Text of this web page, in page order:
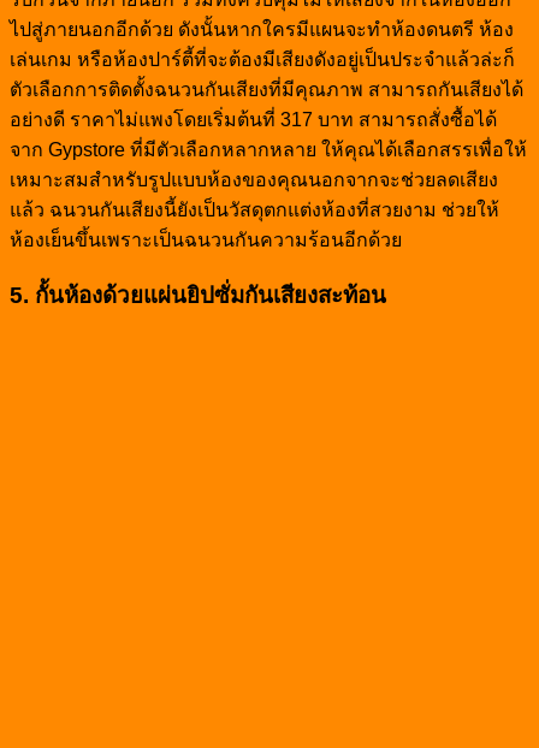
ไปสู่ภายนอกอีกด้วย ดังนั้นหากใครมีแผนจะทำห้องดนตรี ห้อง
เล่นเกม หรือห้องปาร์ตี้ที่จะต้องมีเสียงดังอยู่เป็นประจำแล้วล่ะก็
ตัวเลือกการติดตั้งฉนวนกันเสียงที่มีคุณภาพ สามารถกันเสียงได้
อย่างดี ราคาไม่แพงโดยเริ่มต้นที่ 317 บาท สามารถสั่งซื้อได้
จาก Gypstore ที่มีตัวเลือกหลากหลาย ให้คุณได้เลือกสรรเพื่อให้
เหมาะสมสำหรับรูปแบบห้องของคุณนอกจากจะช่วยลดเสียง
แล้ว ฉนวนกันเสียงนี้ยังเป็นวัสดุตกแต่งห้องที่สวยงาม ช่วยให้
ห้องเย็นขึ้นเพราะเป็นฉนวนกันความร้อนอีกด้วย
5. กั้นห้องด้วยแผ่นยิปซั่มกันเสียงสะท้อน